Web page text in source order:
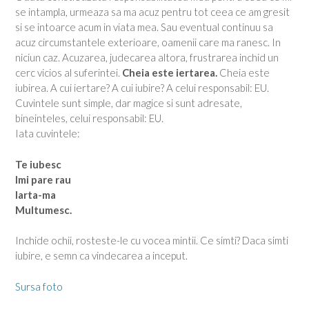
se intampla, urmeaza sa ma acuz pentru tot ceea ce am gresit
si se intoarce acum in viata mea. Sau eventual continuu sa
acuz circumstantele exterioare, oamenii care ma ranesc. In
niciun caz. Acuzarea, judecarea altora, frustrarea inchid un
cerc vicios al suferintei. Cheia este iertarea. Cheia este
iubirea. A cui iertare? A cui iubire? A celui responsabil: EU.
Cuvintele sunt simple, dar magice si sunt adresate,
bineinteles, celui responsabil: EU.
Iata cuvintele:
Te iubesc
Imi pare rau
Iarta-ma
Multumesc.
Inchide ochii, rosteste-le cu vocea mintii. Ce simti? Daca simti
iubire, e semn ca vindecarea a inceput.
Sursa foto